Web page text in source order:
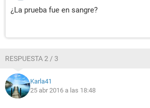
¿La prueba fue en sangre?
RESPUESTA 2 / 3
Karla41
25 abr 2016 a las 18:48